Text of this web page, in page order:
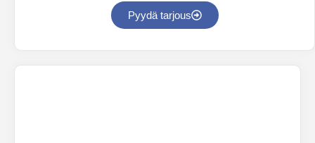
Pyydä tarjous